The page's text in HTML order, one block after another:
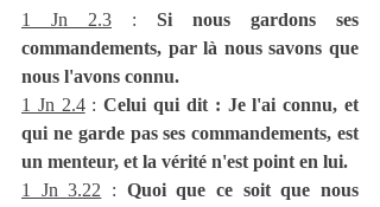
1 Jn 2.3 : Si nous gardons ses
commandements, par là nous savons que
nous l'avons connu.
1 Jn 2.4 : Celui qui dit : Je l'ai connu, et
qui ne garde pas ses commandements, est
un menteur, et la vérité n'est point en lui.
1 Jn 3.22 : Quoi que ce soit que nous